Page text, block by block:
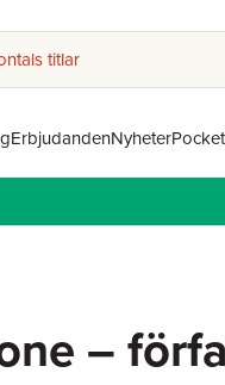
titlar
ErbjudandenNyheterPocket
–